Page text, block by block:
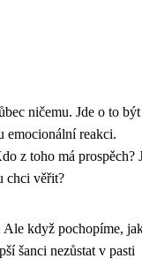
ničemu. Jde o to být
emocionální reakci.
z toho má prospěch?
chci věřit?
když pochopíme,
šanci nezůstat v pasti